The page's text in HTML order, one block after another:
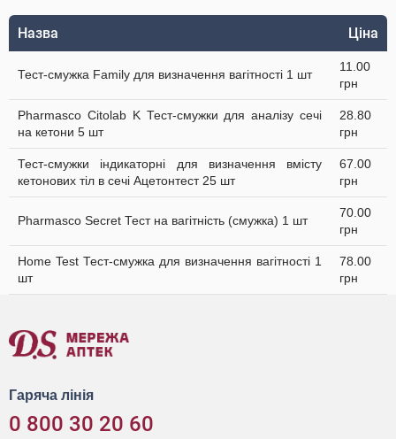
Назва Ціна
Тест-смужка Family для визначення вагітності 1 шт
11.00
грн
Pharmasco Citolab K Тест-смужки для аналізу сечі
на кетони 5 шт
28.80
грн
Тест-смужки індикаторні для визначення вмісту
кетонових тіл в сечі Ацетонтест 25 шт
67.00
грн
Pharmasco Secret Тест на вагітність (смужка) 1 шт
70.00
грн
Home Test Тест-смужка для визначення вагітності 1
шт
78.00
грн
Гаряча лінія
0 800 30 20 60